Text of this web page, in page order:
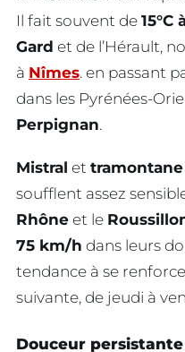
Il fait souvent de 15°C
Gard et de l’Hérault,
à Nîmes. en passant
dans les Pyrénées-
Perpignan.
Mistral et tramontane
soufflent assez
Rhône et le
75 km/h dans leurs
tendance à se
suivante, de jeudi à
Douceur persistante